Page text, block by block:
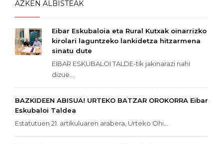
AZKEN ALBISTEAK
Eibar Eskubaloia eta Rural Kutxak oinarrizko
kirolari laguntzeko lankidetza hitzarmena
sinatu dute
EIBAR ESKUBALOI TALDE-tik jakinarazi nahi
dizue...
BAZKIDEEN ABISUA! URTEKO BATZAR OROKORRA Eibar
Eskubaloi Taldea
Estatutuen 21. artikuluaren arabera, Urteko Ohi...